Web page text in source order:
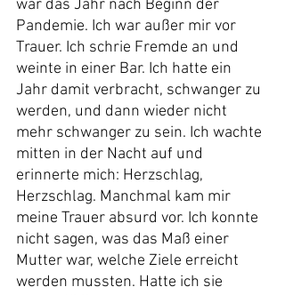
war das Jahr nach Beginn der
Pandemie. Ich war außer mir vor
Trauer. Ich schrie Fremde an und
weinte in einer Bar. Ich hatte ein
Jahr damit verbracht, schwanger zu
werden, und dann wieder nicht
mehr schwanger zu sein. Ich wachte
mitten in der Nacht auf und
erinnerte mich: Herzschlag,
Herzschlag. Manchmal kam mir
meine Trauer absurd vor. Ich konnte
nicht sagen, was das Maß einer
Mutter war, welche Ziele erreicht
werden mussten. Hatte ich sie